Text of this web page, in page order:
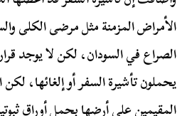
الأمراض المزمنة مثل مرضى الكلى
الصراع في السودان، لكن لا يوجد
يحملون تأشيرة السفر أو إلغائها،
المقيمين على أرضها بحمل أوراق